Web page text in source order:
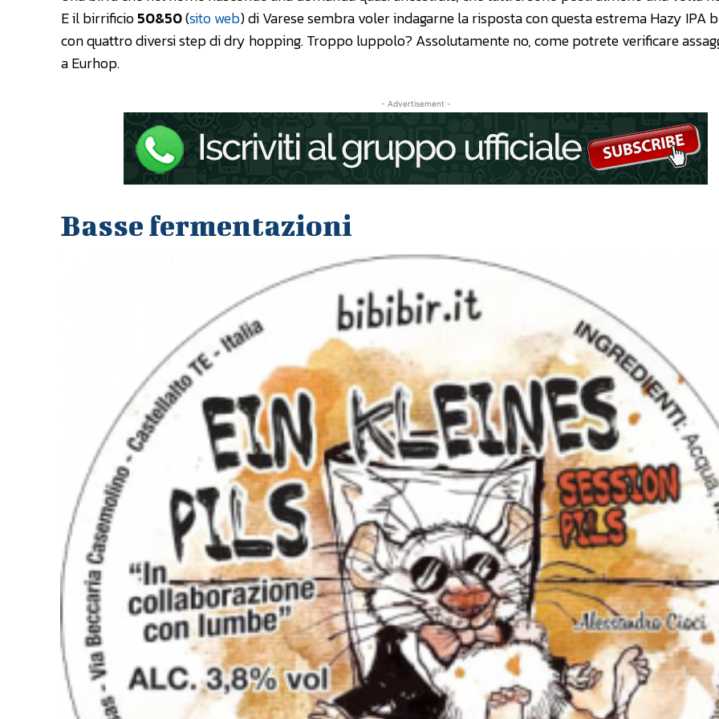
E il birrificio50&50(sito web) di Varese sembra voler indagarne la risposta con questa estrema Hazy IPA
con quattro diversi step di dry hopping. Troppo luppolo? Assolutamente no, come potrete verificare
a Eurhop.
- Advertisement -
Basse fermentazioni